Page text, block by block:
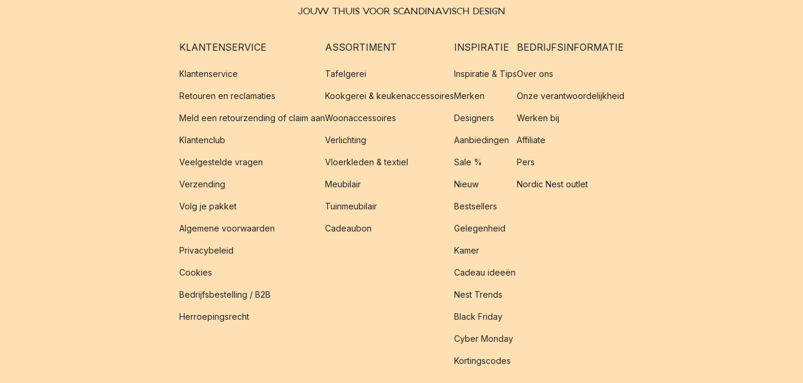
JOUW THUIS VOOR SCANDINAVISCH DESIGN
KLANTENSERVICE
Klantenservice
Retouren en reclamaties
Meld een retourzending of claim aan
Klantenclub
Veelgestelde vragen
Verzending
Volg je pakket
Algemene voorwaarden
Privacybeleid
Cookies
Bedrijfsbestelling / B2B
Herroepingsrecht
ASSORTIMENT
Tafelgerei
Kookgerei & keukenaccessoires
Woonaccessoires
Verlichting
Vloerkleden & textiel
Meubilair
Tuinmeubilair
Cadeaubon
INSPIRATIE
Inspiratie & Tips
Merken
Designers
Aanbiedingen
Sale %
Nieuw
Bestsellers
Gelegenheid
Kamer
Cadeau ideeën
Nest Trends
Black Friday
Cyber Monday
Kortingscodes
BEDRIJFSINFORMATIE
Over ons
Onze verantwoordelijkheid
Werken bij
Affiliate
Pers
Nordic Nest outlet